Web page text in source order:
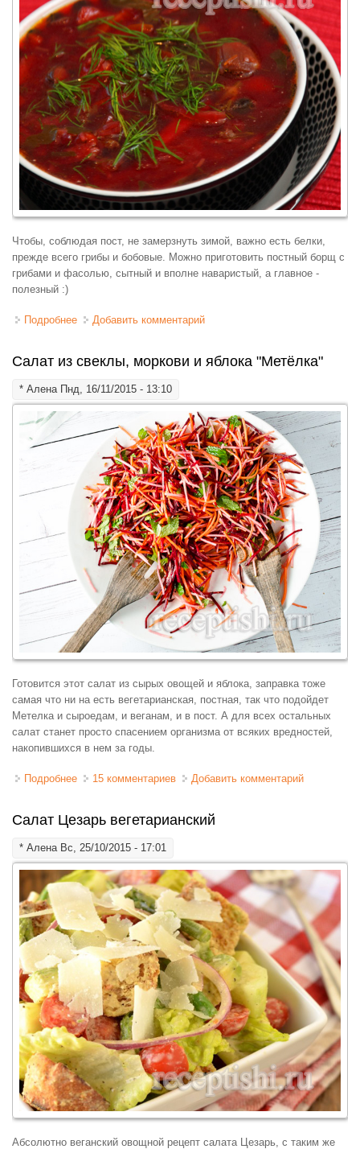
Чтобы, соблюдая пост, не замерзнуть зимой, важно есть белки,
прежде всего грибы и бобовые. Можно приготовить постный борщ с
грибами и фасолью, сытный и вполне наваристый, а главное -
полезный :)
Подробнее о Борщ постный с фасолью и грибами
Добавить комментарий
Салат из свеклы, моркови и яблока "Метёлка"
* АленаПнд, 16/11/2015 - 13:10
Готовится этот салат из сырых овощей и яблока, заправка тоже
самая что ни на есть вегетарианская, постная, так что подойдет
Метелка и сыроедам, и веганам, и в пост. А для всех остальных
салат станет просто спасением организма от всяких вредностей,
накопившихся в нем за годы.
Подробнее о Салат из свеклы, моркови и яблока "Метёлка"
15 комментариев Добавить комментарий
Салат Цезарь вегетарианский
* АленаВс, 25/10/2015 - 17:01
Абсолютно веганский овощной рецепт салата Цезарь, с таким же